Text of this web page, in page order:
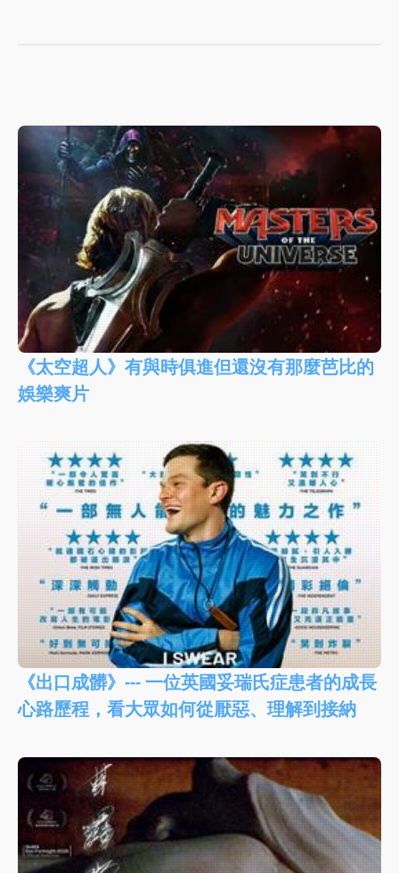
《太空超人》有與時俱進但還沒有那麼芭比的
娛樂爽片
《出口成髒》--- 一位英國妥瑞氏症患者的成長
心路歷程，看大眾如何從厭惡、理解到接納